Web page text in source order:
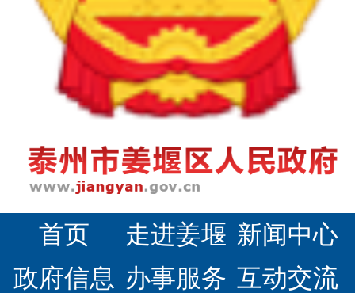
首页 走进姜堰 新闻中心
政府信息 办事服务 互动交流